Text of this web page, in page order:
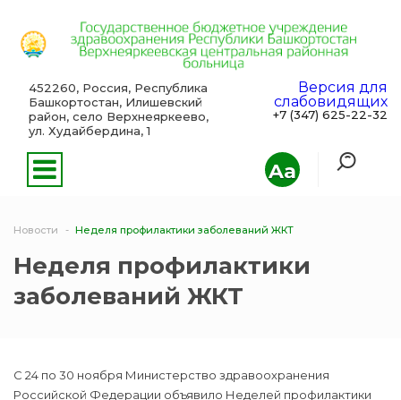
Aa
452260, Россия, Республика
Башкортостан, Илишевский
район, село Верхнеяркеево,
ул. Худайбердина, 1
Версия для
слабовидящих
+7 (347) 625-22-32
Новости Неделя профилактики заболеваний ЖКТ
Неделя профилактики
заболеваний ЖКТ
С 24 по 30 ноября Министерство здравоохранения
Российской Федерации объявило Неделей профилактики